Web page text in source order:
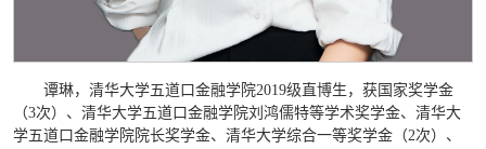
谭琳，清华大学五道口金融学院2019级直博生，获国家奖学金
（3次）、清华大学五道口金融学院刘鸿儒特等学术奖学金、清华大
学五道口金融学院院长奖学金、清华大学综合一等奖学金（2次）、